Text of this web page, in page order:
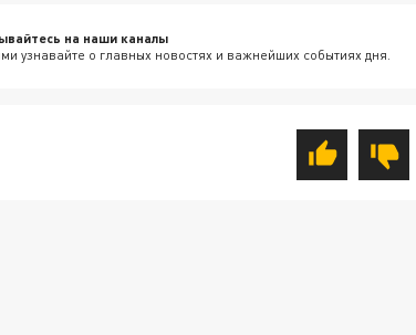
на наши каналы
узнавайте о главных новостях и важнейших событиях дня.